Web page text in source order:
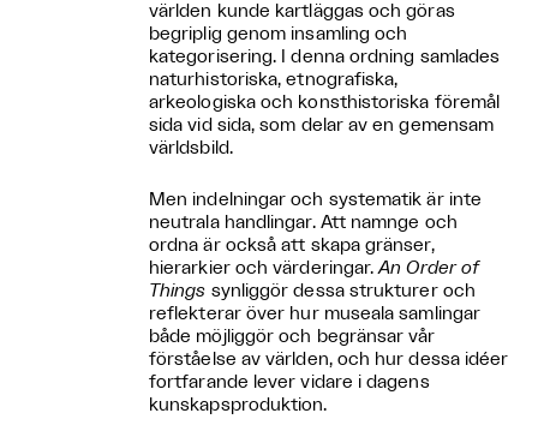
världen kunde kartläggas och göras
begriplig genom insamling och
kategorisering. I denna ordning samlades
naturhistoriska, etnografiska,
arkeologiska och konsthistoriska föremål
sida vid sida, som delar av en gemensam
världsbild.
Men indelningar och systematik är inte
neutrala handlingar. Att namnge och
ordna är också att skapa gränser,
hierarkier och värderingar.An Order of
Things synliggör dessa strukturer och
reflekterar över hur museala samlingar
både möjliggör och begränsar vår
förståelse av världen, och hur dessa idéer
fortfarande lever vidare i dagens
kunskapsproduktion.